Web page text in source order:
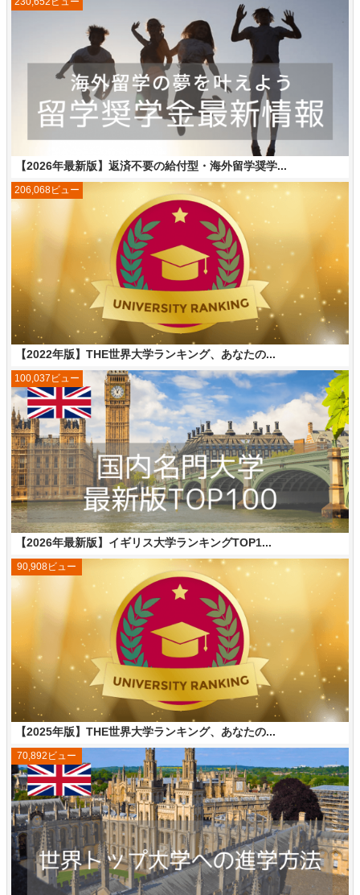
【2026年最新版】返済不要の給付型・海外留学奨学...
【2022年版】THE世界大学ランキング、あなたの...
206,068ビュー
【2026年最新版】イギリス大学ランキングTOP1...
100,037ビュー
【2025年版】THE世界大学ランキング、あなたの...
90,908ビュー
70,892ビュー